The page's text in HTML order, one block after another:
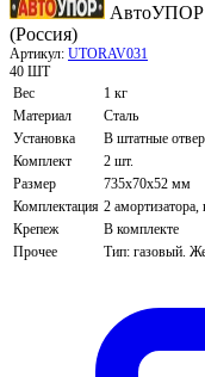
АвтоУПОР
(Россия)
Артикул: UTORAV031
40 ШТ
Вес
1 кг
Материал
Сталь
Установка
В штатные
Комплект
2 шт.
Размер
735х70х52 мм
Комплектация 2
Крепеж
В комплекте
Прочее
Тип: газовый.